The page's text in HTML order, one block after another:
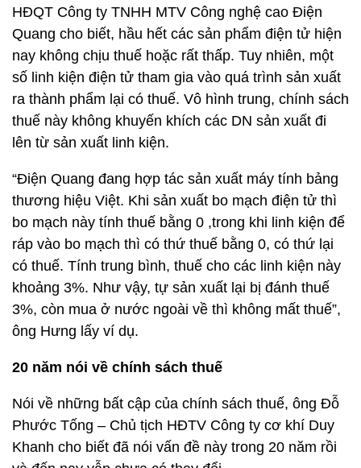
HĐQT Công ty TNHH MTV Công nghệ cao Điện
Quang cho biết, hầu hết các sản phẩm điện tử hiện
nay không chịu thuế hoặc rất thấp. Tuy nhiên, một
số linh kiện điện tử tham gia vào quá trình sản xuất
ra thành phẩm lại có thuế. Vô hình trung, chính sách
thuế này không khuyến khích các DN sản xuất đi
lên từ sản xuất linh kiện.
“Điện Quang đang hợp tác sản xuất máy tính bảng
thương hiệu Việt. Khi sản xuất bo mạch điện tử thì
bo mạch này tính thuế bằng 0 ,trong khi linh kiện để
ráp vào bo mạch thì có thứ thuế bằng 0, có thứ lại
có thuế. Tính trung bình, thuế cho các linh kiện này
khoảng 3%. Như vậy, tự sản xuất lại bị đánh thuế
3%, còn mua ở nước ngoài về thì không mất thuế”,
ông Hưng lấy ví dụ.
20 năm nói về chính sách thuế
Nói về những bất cập của chính sách thuế, ông Đỗ
Phước Tống – Chủ tịch HĐTV Công ty cơ khí Duy
Khanh cho biết đã nói vấn đề này trong 20 năm rồi